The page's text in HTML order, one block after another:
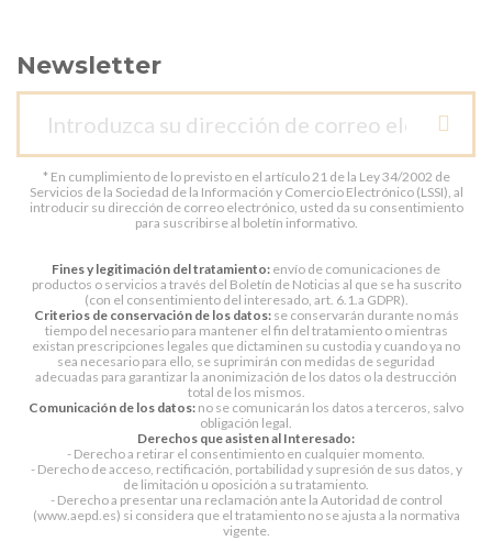
Newsletter
* En cumplimiento de lo previsto en el artículo 21 de la Ley 34/2002 de
Servicios de la Sociedad de la Información y Comercio Electrónico (LSSI), al
introducir su dirección de correo electrónico, usted da su consentimiento
para suscribirse al boletín informativo.
Fines y legitimación del tratamiento: envío de comunicaciones de
productos o servicios a través del Boletín de Noticias al que se ha suscrito
(con el consentimiento del interesado, art. 6.1.a GDPR).
Criterios de conservación de los datos:se conservarán durante no más
tiempo del necesario para mantener el fin del tratamiento o mientras
existan prescripciones legales que dictaminen su custodia y cuando ya no
sea necesario para ello, se suprimirán con medidas de seguridad
adecuadas para garantizar la anonimización de los datos o la destrucción
total de los mismos.
Comunicación de los datos: no se comunicarán los datos a terceros, salvo
obligación legal.
Derechos que asisten al Interesado:
- Derecho a retirar el consentimiento en cualquier momento.
- Derecho de acceso, rectificación, portabilidad y supresión de sus datos, y
de limitación u oposición a su tratamiento.
- Derecho a presentar una reclamación ante la Autoridad de control
(www.aepd.es) si considera que el tratamiento no se ajusta a la normativa
vigente.